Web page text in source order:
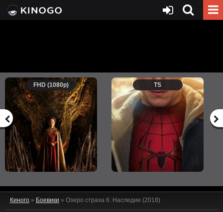
FHD (1080p) TS
Киного » Боевики » Озеро страха 6: Наследие (2018)